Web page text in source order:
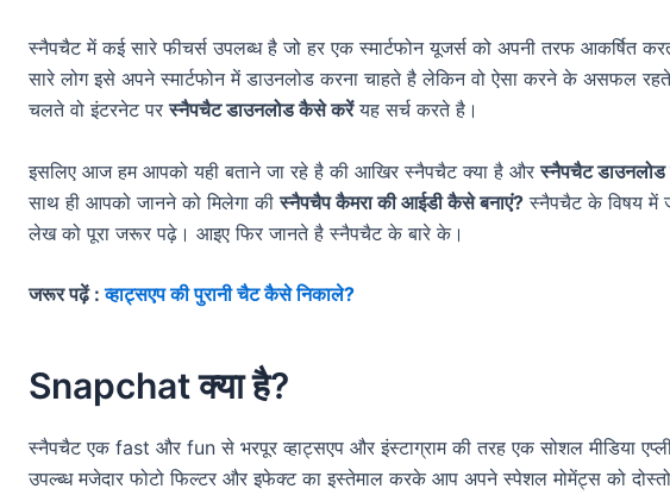
स्नैपचैट में कई सारे फीचर्स उपलब्ध है जो हर एक स्मार्टफोन यूजर्स को अपनी तरफ आकर्षित
सारे लोग इसे अपने स्मार्टफोन में डाउनलोड करना चाहते है लेकिन वो ऐसा करने के असफल
चलते वो इंटरनेट परस्नैपचैट डाउनलोड कैसे करेंयह सर्च करते है।
इसलिए आज हम आपको यही बताने जा रहे है की आखिर स्नैपचैट क्या है औरस्नैपचैट
साथ ही आपको जानने को मिलेगा कीस्नैपचैप कैमरा की आईडी कैसे बनाएं? स्नैपचैट के विषय में
लेख को पूरा जरूर पढ़े। आइए फिर जानते है स्नैपचैट के बारे के।
जरूर पढ़ें :व्हाट्सएप की पुरानी चैट कैसे निकाले?
Snapchat क्या है?
स्नैपचैट एक fast और fun से भरपूर व्हाट्सएप और इंस्टाग्राम की तरह एक सोशल मीडिया
उपल्ब्ध मजेदार फोटो फिल्टर और इफेक्ट का इस्तेमाल करके आप अपने स्पेशल मोमेंट्स को